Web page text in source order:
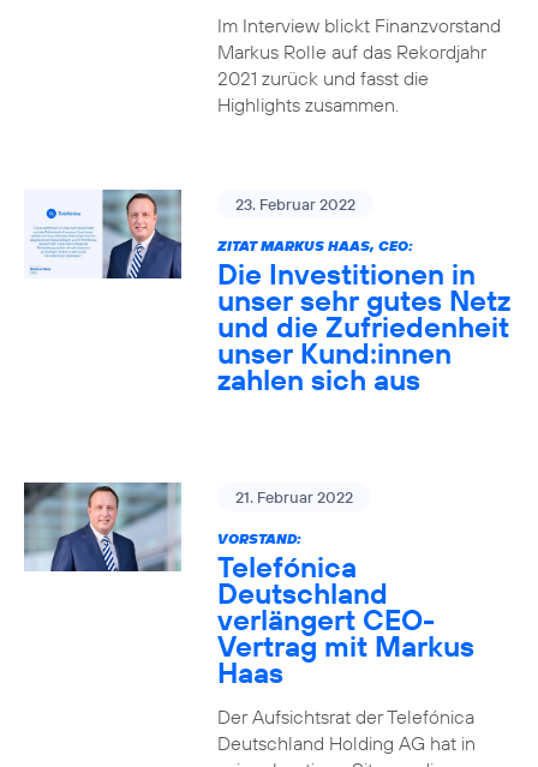
Im Interview blickt Finanzvorstand
Markus Rolle auf das Rekordjahr
2021 zurück und fasst die
Highlights zusammen.
23. Februar 2022
ZITAT MARKUS HAAS, CEO:
Die Investitionen in
unser sehr gutes Netz
und die Zufriedenheit
unser Kund:innen
zahlen sich aus
21. Februar 2022
VORSTAND:
Telefónica
Deutschland
verlängert CEO-
Vertrag mit Markus
Haas
Der Aufsichtsrat der Telefónica
Deutschland Holding AG hat in